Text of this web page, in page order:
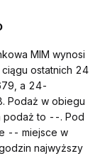
MIM wynosi
ostatnich 24
a 24-
Podaż w obiegu
podaż to --. Pod
-- miejsce w
najwyższy